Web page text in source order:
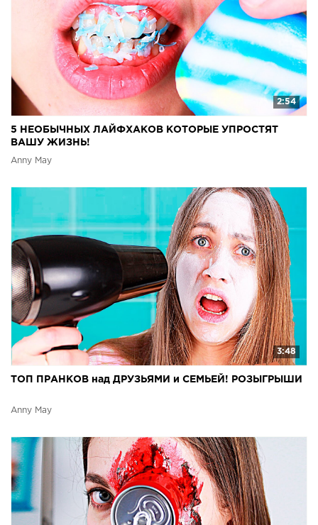
2:54
5 НЕОБЫЧНЫХ ЛАЙФХАКОВ КОТОРЫЕ УПРОСТЯТ
ВАШУ ЖИЗНЬ!
Anny May
3:48
ТОП ПРАНКОВ над ДРУЗЬЯМИ и СЕМЬЕЙ! РОЗЫГРЫШИ
Anny May